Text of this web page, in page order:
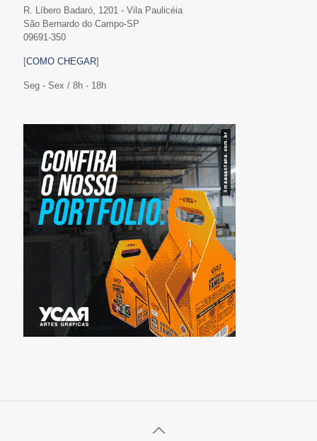
R. Líbero Badaró, 1201 - Vila Paulicéia
São Bernardo do Campo-SP
09691-350
[COMO CHEGAR]
Seg - Sex / 8h - 18h